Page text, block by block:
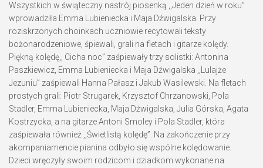
Wszystkich w świąteczny nastrój piosenką ,,Jeden dzień w roku”
wprowadziła Emma Lubieniecka i Maja Dźwigalska. Przy
roziskrzonych choinkach uczniowie recytowali teksty
bożonarodzeniowe, śpiewali, grali na fletach i gitarze kolędy.
Piękną kolędę,, Cicha noc” zaśpiewały trzy solistki: Antonina
Paszkiewicz, Emma Lubieniecka i Maja Dźwigalska ,,Lulajże
Jezuniu” zaśpiewali Hanna Pałasz i Jakub Wasilewski. Na fletach
prostych grali: Piotr Strugarek, Krzysztof Chrzanowski, Pola
Stadler, Emma Lubieniecka, Maja Dźwigalska, Julia Górska, Agata
Kostrzycka, a na gitarze Antoni Smoley i Pola Stadler, która
zaśpiewała również ,,Świetlistą kolędę”. Na zakończenie przy
akompaniamencie pianina odbyło się wspólne kolędowanie.
Dzieci wręczyły swoim rodzicom i dziadkom wykonane na